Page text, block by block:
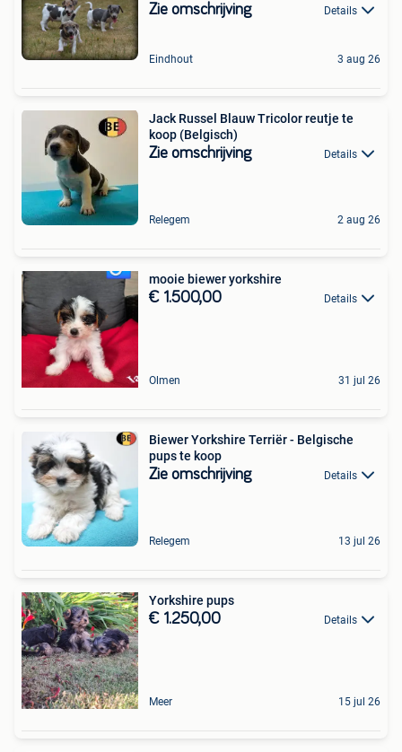
Zie omschrijving Details
Eindhout 3 aug 26
Jack Russel Blauw Tricolor reutje te
koop (Belgisch)
Zie omschrijving Details
Relegem 2 aug 26
mooie biewer yorkshire
€ 1.500,00 Details
Olmen 31 jul 26
Biewer Yorkshire Terriër - Belgische
pups te koop
Zie omschrijving Details
Relegem 13 jul 26
Yorkshire pups
€ 1.250,00 Details
Meer 15 jul 26